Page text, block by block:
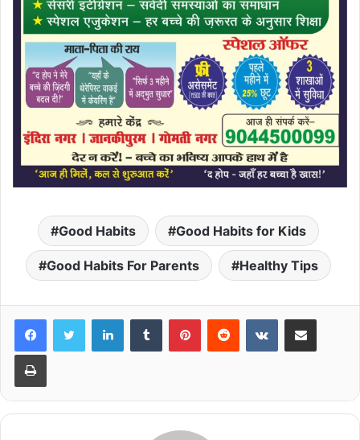
Good Habits Good Habits for Kids
Good Habits For Parents Healthy Tips